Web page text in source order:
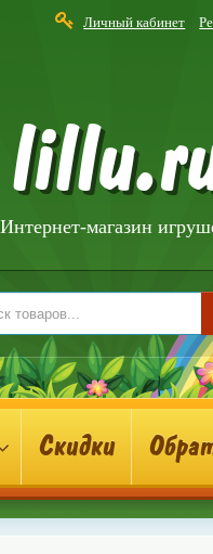
Личный кабинет
Интернет-магазин
Скидки